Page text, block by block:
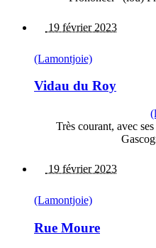
19 février 2023
(Lamontjoie)
Vidau du Roy
Très courant, avec
19 février 2023
(Lamontjoie)
Rue Moure